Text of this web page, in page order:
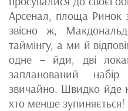
Арсенал, площа Ринок
звісно ж,
таймінгу, а ми й
одне – йди, дві
запланований
звичайно. Швидко йде
хто менше зупиняється!